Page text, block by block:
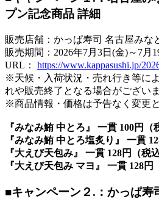
プン記念商品 詳細
販売店舗：かっぱ寿司 名古屋みな
販売期間：2026年7月3日(金)～7月
URL： https://www.kappasushi.jp/
※天候・入荷状況・売れ行き等に
れや販売終了となる場合がございま
※商品情報・価格は予告なく変更
『みなみ鮪 中とろ』 一貫 100円（
『みなみ鮪 中とろ塩炙り』 一貫
『大えび天包み』 一貫 128円（税込
『大えび天包み マヨ』
一貫 128円
■キャンペーン２.：かっぱ